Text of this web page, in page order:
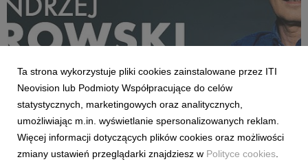
„Here We Go!” Andrzej Twarowski w CANAL+!
Czas na prawdziwy hit naszego okna transferowego. Możemy
Ta strona wykorzystuje pliki cookies zainstalowane przez ITI
Neovision lub Podmioty Współpracujące do celów
statystycznych, marketingowych oraz analitycznych,
umożliwiając m.in. wyświetlanie spersonalizowanych reklam.
Więcej informacji dotyczących plików cookies oraz możliwości
zmiany ustawień przeglądarki znajdziesz w Polityce cookies